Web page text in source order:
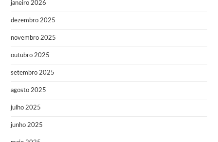
janeiro 2026
dezembro 2025
novembro 2025
outubro 2025
setembro 2025
agosto 2025
julho 2025
junho 2025